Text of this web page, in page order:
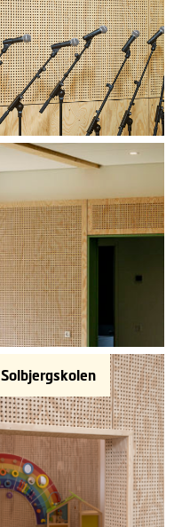
Solbjergskolen